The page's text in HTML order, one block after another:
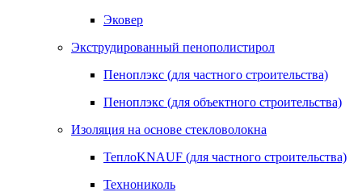
Эковер
Экструдированный пенополистирол
Пеноплэкс (для частного строительства)
Пеноплэкс (для объектного строительства)
Изоляция на основе стекловолокна
ТеплоKNAUF (для частного строительства)
Технониколь